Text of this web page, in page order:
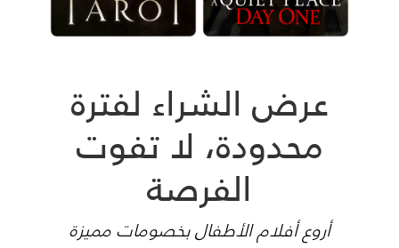
عرض الشراء لفترة
محدودة، لا تفوت
الفرصة
أروع أفلام الأطفال بخصومات مميزة